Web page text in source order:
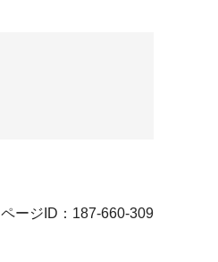
ページID：187-660-309